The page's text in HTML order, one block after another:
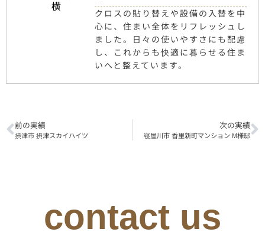
クロスの貼り替えや設備の入替を中
心に、住まい全体をリフレッシュし
ました。日々の使いやすさにも配慮
し、これからも快適に暮らせる住ま
いへと整えています。
前の実績
摂津市 摂津スカイハイツ
次の実績
寝屋川市 香里新町マンション М様邸
contact us